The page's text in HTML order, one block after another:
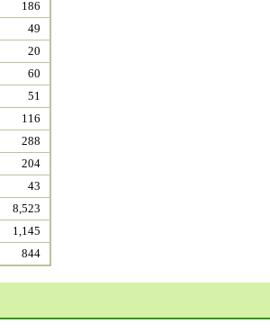
186
49
20
60
51
116
288
204
43
8,523
1,145
844